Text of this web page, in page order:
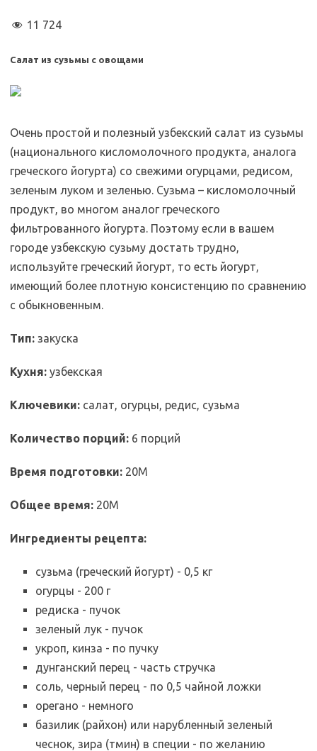
11 724
Салат из сузьмы с овощами
Очень простой и полезный узбекский салат из сузьмы
(национального кисломолочного продукта, аналога
греческого йогурта) со свежими огурцами, редисом,
зеленым луком и зеленью. Сузьма – кисломолочный
продукт, во многом аналог греческого
фильтрованного йогурта. Поэтому если в вашем
городе узбекскую сузьму достать трудно,
используйте греческий йогурт, то есть йогурт,
имеющий более плотную консистенцию по сравнению
с обыкновенным.
Тип: закуска
Кухня: узбекская
Ключевики: салат, огурцы, редис, сузьма
Количество порций: 6 порций
Время подготовки: 20M
Общее время: 20M
Ингредиенты рецепта:
сузьма (греческий йогурт) - 0,5 кг
огурцы - 200 г
редиска - пучок
зеленый лук - пучок
укроп, кинза - по пучку
дунганский перец - часть стручка
соль, черный перец - по 0,5 чайной ложки
орегано - немного
базилик (райхон) или нарубленный зеленый
чеснок, зира (тмин) в специи - по желанию